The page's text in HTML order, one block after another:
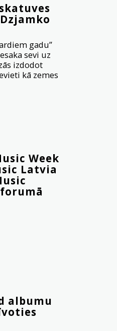
gadu”
sevi uz
izdodot
kā zemes
Week
Latvia
albumu